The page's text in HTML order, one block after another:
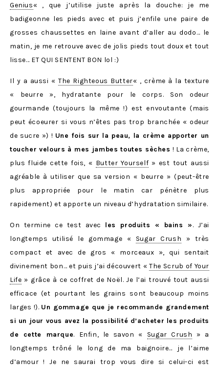
Genius« , que j’utilise juste après la douche: je me
badigeonne les pieds avec et puis j’enfile une paire de
grosses chaussettes en laine avant d’aller au dodo… le
matin, je me retrouve avec de jolis pieds tout doux et tout
lisse… ET QUI SENTENT BON lol :)
Il y a aussi «The Righteous Butter« , crème à la texture
« beurre », hydratante pour le corps. Son odeur
gourmande (toujours la même !) est envoutante (mais
peut écoeurer si vous n’êtes pas trop branchée « odeur
de sucre ») ! Une fois sur la peau, la crème apporter un
toucher velours à mes jambes toutes sèches ! La crème,
plus fluide cette fois, « Butter Yourself » est tout aussi
agréable à utiliser que sa version « beurre » (peut-être
plus appropriée pour le matin car pénètre plus
rapidement) et apporte un niveau d’hydratation similaire.
On termine ce test avec les produits « bains ». J’ai
longtemps utilisé le gommage « Sugar Crush » très
compact et avec de gros « morceaux », qui sentait
divinement bon… et puis j’ai découvert «The Scrub of Your
Life » grâce à ce coffret de Noël. Je l’ai trouvé tout aussi
efficace (et pourtant les grains sont beaucoup moins
larges !). Un gommage que je recommande grandement
si un jour vous avez la possibilité d’acheter les produits
de cette marque. Enfin, le savon « Sugar Crush » a
longtemps trôné le long de ma baignoire… je l’aime
d’amour ! Je ne saurai trop vous dire si celui-ci est